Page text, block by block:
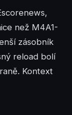
než M4A1-
zásobník
reload bolí
Kontext